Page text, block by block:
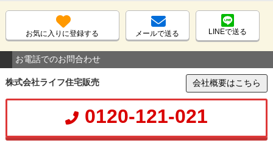
お気に入りに登録する メールで送る LINEで送る
お電話でのお問合わせ
株式会社ライフ住宅販売 会社概要はこちら
0120-121-021